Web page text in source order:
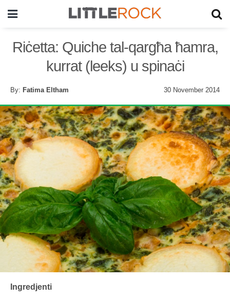
Riċetta: Quiche tal-qargħa ħamra,
kurrat (leeks) u spinaċi
By: Fatima Eltham 30 November 2014
Ingredjenti